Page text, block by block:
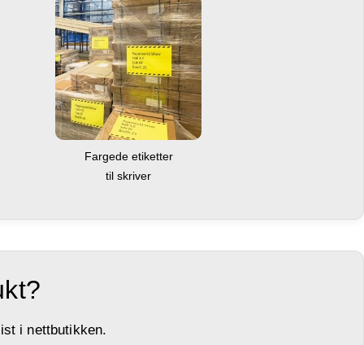
Fargede etiketter
til skriver
i nettbutikken.